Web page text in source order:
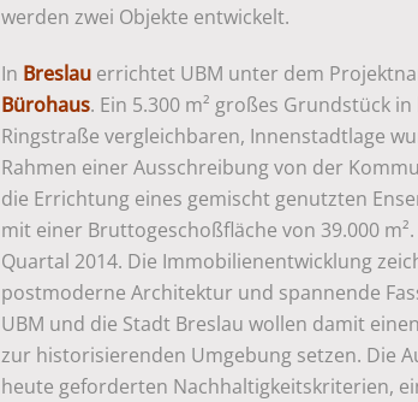
werden zwei Objekte entwickelt.
In Breslau errichtet UBM unter dem
Bürohaus. Ein 5.300 m² großes Grundstück
Ringstraße vergleichbaren, Innenstadtlage
Rahmen einer Ausschreibung von der
die Errichtung eines gemischt genutzten
mit einer Bruttogeschoßfläche von 39.000
Quartal 2014. Die Immobilienentwicklung
postmoderne Architektur und spannende
UBM und die Stadt Breslau wollen damit
zur historisierenden Umgebung setzen. Die
heute geforderten Nachhaltigkeitskriterien,